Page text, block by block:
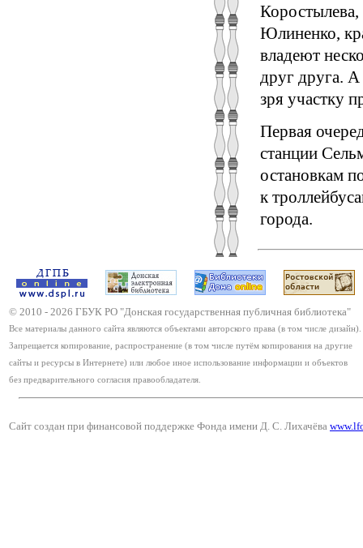
Юлиненко,
владеют
друг друга.
зря участку
Первая
станции
остановкам
к
города.
© 2010 - 2026 ГБУК РО "Донская государственная публичная библиотека"
Все материалы данного сайта являются объектами авторского права (в том числе дизайн).
Запрещается копирование, распространение (в том числе путём копирования на другие
сайты и ресурсы в Интернете) или любое иное использование информации и объектов
без предварительного согласия правообладателя.
Сайт создан при финансовой поддержке Фонда имени Д. С. Лихачёва